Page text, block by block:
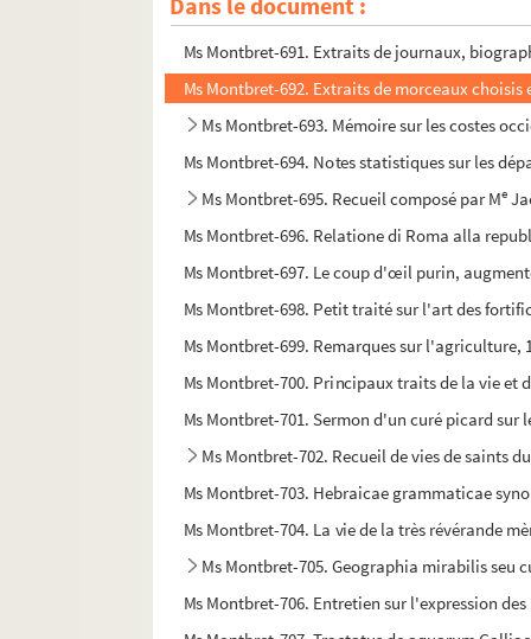
Ms Montbret-690. Pièces relatives à la ville
Ms Montbret-691. Extraits de journaux,
Ms Montbret-692. Extraits de morceaux choisis
Ms Montbret-693. Mémoire sur les costes
Ms Montbret-694. Notes statistiques sur les
Ms Montbret-695. Recueil composé par Me
Ms Montbret-696. Relatione di Roma alla
Ms Montbret-697. Le coup d'œil purin,
Ms Montbret-698. Petit traité sur l'art des
Ms Montbret-699. Remarques sur l'agriculture,
Ms Montbret-700. Principaux traits de la vie et
Ms Montbret-701. Sermon d'un curé picard sur
Ms Montbret-702. Recueil de vies de saints
Ms Montbret-703. Hebraicae grammaticae
Ms Montbret-704. La vie de la très révérande
Ms Montbret-705. Geographia mirabilis seu
Ms Montbret-706. Entretien sur l'expression